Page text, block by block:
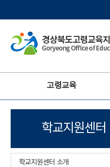
뉴
고령교육
학교지원센터
학교지원센터 소개